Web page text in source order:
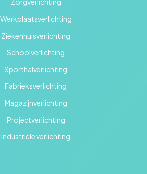
Zorgverlichting
Werkplaatsverlichting
Ziekenhuisverlichting
Schoolverlichting
Sporthalverlichting
Fabrieksverlichting
Magazijnverlichting
Projectverlichting
Industriële verlichting